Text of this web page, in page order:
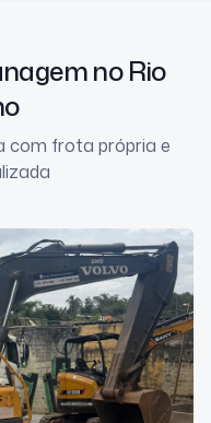
no Rio
com frota própria e